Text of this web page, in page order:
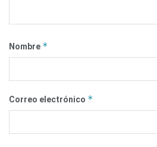
Nombre *
Correo electrónico *